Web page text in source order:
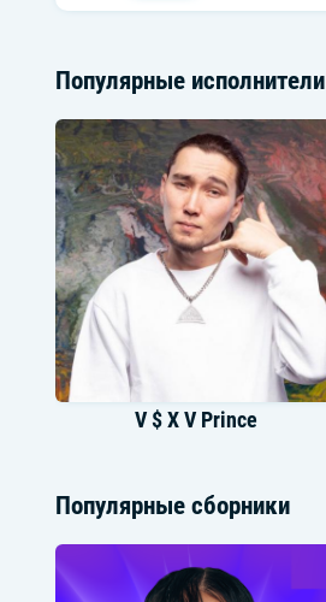
Популярные исполнители
V $ X V Prince
Популярные сборники